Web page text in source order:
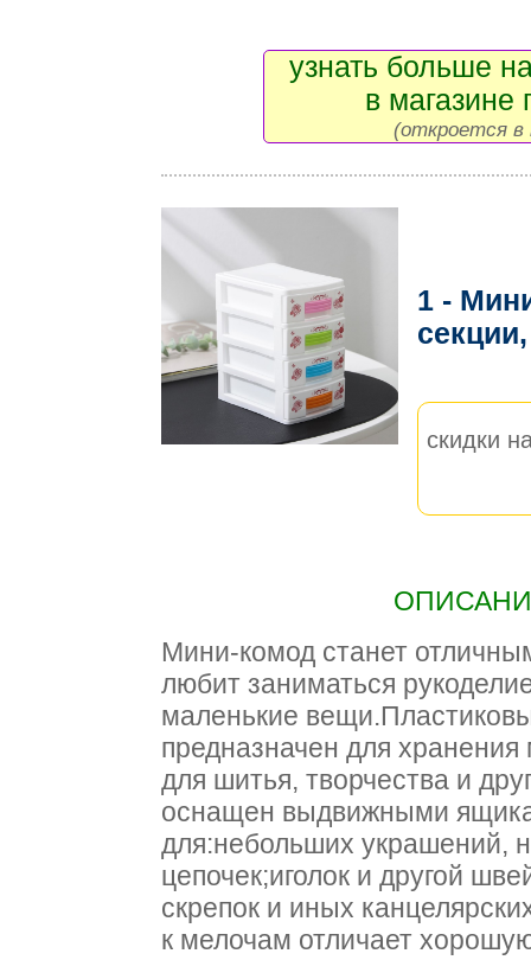
узнать больше
в магазине
(откроется в
1 -
скидки
Мини-комод станет
любит заниматься
маленькие
предназначен для
для шитья, творчества и
оснащен выдвижными
для:небольших украшений,
цепочек;иголок и другой
скрепок и иных
к мелочам отличает